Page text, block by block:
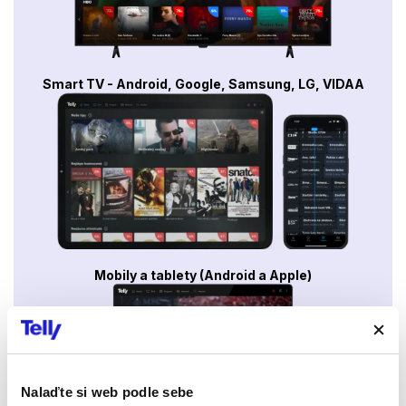
Nalaďte si web podle sebe
Smart TV - Android, Google, Samsung, LG, VIDAA
Mobily a tablety (Android a Apple)